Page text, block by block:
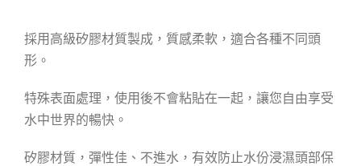
採用高級矽膠材質製成，質感柔軟，適合各種不同頭
形。
特殊表面處理，使用後不會粘貼在一起，讓您自由享受
水中世界的暢快。
矽膠材質，彈性佳、不進水，有效防止水份浸濕頭部保